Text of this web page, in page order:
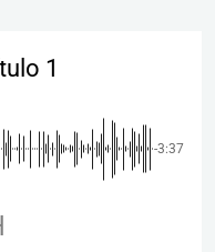
1
-3:37